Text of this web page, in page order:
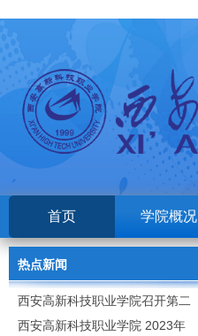
首页 学院概况
热点新闻
西安高新科技职业学院召开第二
次党代会
西安高新科技职业学院 2023年